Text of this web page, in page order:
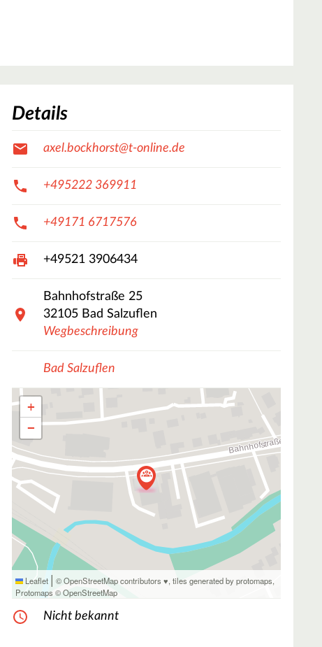
Details
axel.bockhorst@t-online.de
+495222 369911
+49171 6717576
+49521 3906434
Bahnhofstraße 25
32105 Bad Salzuflen
Wegbeschreibung
Bad Salzuflen
+
−
Leaflet | © OpenStreetMap contributors ♥,tiles generated by protomaps,
Protomaps ©OpenStreetMap
Nicht bekannt